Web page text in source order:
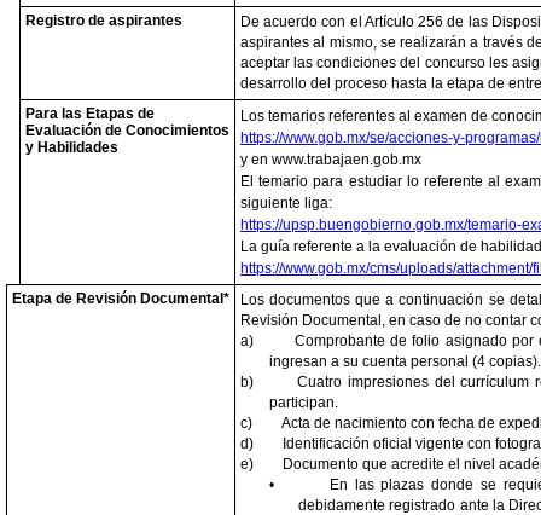
Registro de aspirantes
De acuerdo con el Artículo 256 de las
aspirantes al mismo, se realizarán a través
aceptar las condiciones del concurso les
desarrollo del proceso hasta la etapa de
Para las Etapas de
Evaluación de Conocimientos
y Habilidades
Los temarios referentes al examen de
https://www.gob.mx/se/acciones-y-
y en www.trabajaen.gob.mx
El temario para estudiar lo referente al
siguiente liga:
https://upsp.buengobierno.gob.mx/temario-
La guía referente a la evaluación de
https://www.gob.mx/cms/uploads/
Etapa de Revisión Documental*
Los documentos que a continuación se
Revisión Documental, en caso de no contar
a)
Comprobante de folio asignado
ingresan a su cuenta personal (4 copias).
b)
Cuatro impresiones del currículum
participan.
c)
Acta de nacimiento con fecha de
d)
Identificación oficial vigente con
e)
Documento que acredite el nivel
•
En las plazas donde se
debidamente registrado ante la